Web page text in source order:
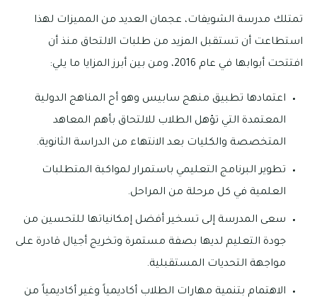
تمتلك مدرسة الشويفات، عجمان العديد من المميزات لهذا
استطاعت أن تستقبل المزيد من طلبات الالتحاق منذ أن
افتتحت أبوابها في عام 2016، ومن بين أبرز المزايا ما يلي:
اعتمادها تطبيق منهج سابيس وهو أح المناهج الدولية
المعتمدة التي تؤهل الطلاب للالتحاق بأهم المعاهد
المتخصصة والكليات بعد الانتهاء من الدراسة الثانوية.
تطوير البرنامج التعليمي باستمرار لمواكبة المتطلبات
العلمية في كل مرحلة من المراحل.
سعى المدرسة إلى تسخير أفضل إمكانياتها للتحسين من
جودة التعليم لديها بصفة مستمرة وتخريج أجيال قادرة على
مواجهة التحديات المستقبلية.
الاهتمام بتنمية مهارات الطلاب أكاديمياً وغير أكاديمياً من